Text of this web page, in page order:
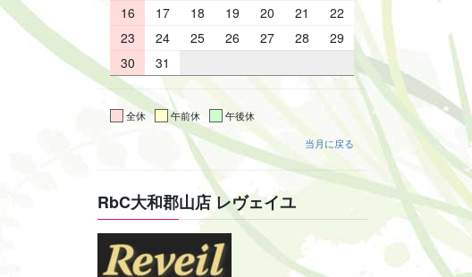
16
17 18 19 20 21
22
23
24 25 26 27 28
29
30
31
全休 午前休
午後休
当月に戻る
RbC大和郡山店 レヴェイユ